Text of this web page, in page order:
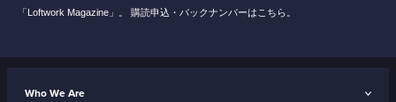
「Loftwork Magazine」。
購読申込・バックナンバーはこちら。
Who We Are